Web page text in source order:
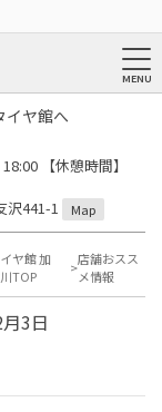
イヤ館へ
【休憩時間】
沢441-1
Map
ヤ館 加
TOP
店舗おスス
メ情報
3日